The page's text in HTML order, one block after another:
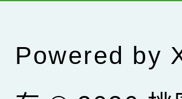
Powered by